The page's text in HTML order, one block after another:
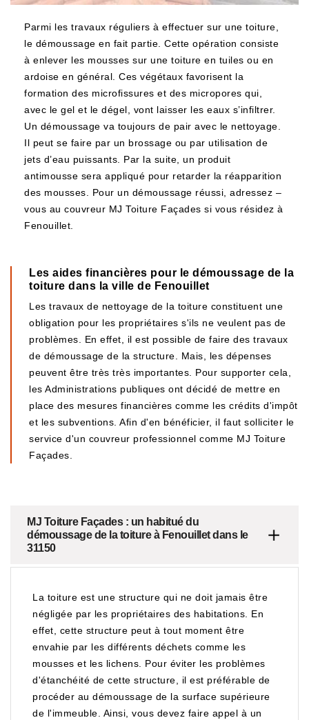
Parmi les travaux réguliers à effectuer sur une toiture,
le démoussage en fait partie. Cette opération consiste
à enlever les mousses sur une toiture en tuiles ou en
ardoise en général. Ces végétaux favorisent la
formation des microfissures et des micropores qui,
avec le gel et le dégel, vont laisser les eaux s’infiltrer.
Un démoussage va toujours de pair avec le nettoyage.
Il peut se faire par un brossage ou par utilisation de
jets d’eau puissants. Par la suite, un produit
antimousse sera appliqué pour retarder la réapparition
des mousses. Pour un démoussage réussi, adressez –
vous au couvreur MJ Toiture Façades si vous résidez à
Fenouillet.
Les aides financières pour le démoussage de la
toiture dans la ville de Fenouillet
Les travaux de nettoyage de la toiture constituent une
obligation pour les propriétaires s'ils ne veulent pas de
problèmes. En effet, il est possible de faire des travaux
de démoussage de la structure. Mais, les dépenses
peuvent être très très importantes. Pour supporter cela,
les Administrations publiques ont décidé de mettre en
place des mesures financières comme les crédits d'impôt
et les subventions. Afin d'en bénéficier, il faut solliciter le
service d'un couvreur professionnel comme MJ Toiture
Façades.
MJ Toiture Façades : un habitué du
démoussage de la toiture à Fenouillet dans le
31150
La toiture est une structure qui ne doit jamais être
négligée par les propriétaires des habitations. En
effet, cette structure peut à tout moment être
envahie par les différents déchets comme les
mousses et les lichens. Pour éviter les problèmes
d'étanchéité de cette structure, il est préférable de
procéder au démoussage de la surface supérieure
de l'immeuble. Ainsi, vous devez faire appel à un